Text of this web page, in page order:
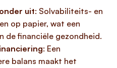
uit: Solvabiliteits- en
op papier, wat een
de financiële gezondheid.
: Een
balans maakt het